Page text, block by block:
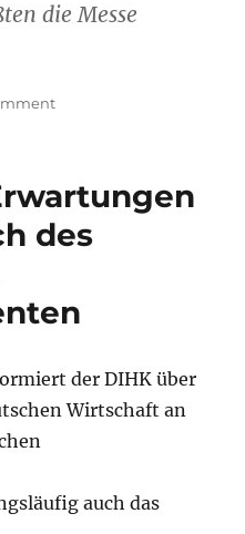
die Messe
on
des
der DIHK über
Wirtschaft an
auch das